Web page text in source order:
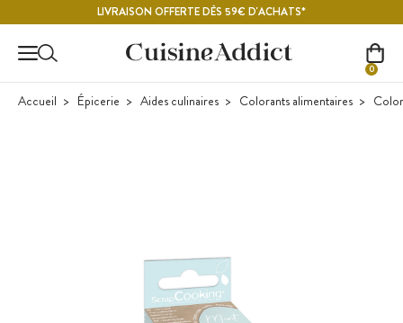
LIVRAISON OFFERTE DÈS 59€ D'ACHATS*
0
Accueil Épicerie Aides culinaires Colorants alimentaires